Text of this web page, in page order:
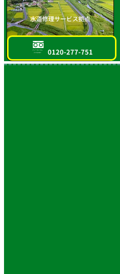
水道修理サービス拠点
フリーダイヤル
スマホOK!! 0120-277-751